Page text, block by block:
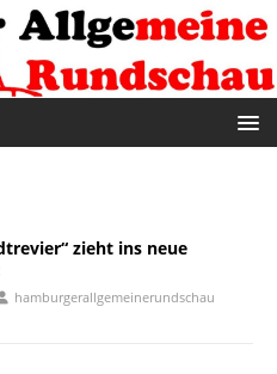
zieht ins neue
hamburgerallgemeinerundschau